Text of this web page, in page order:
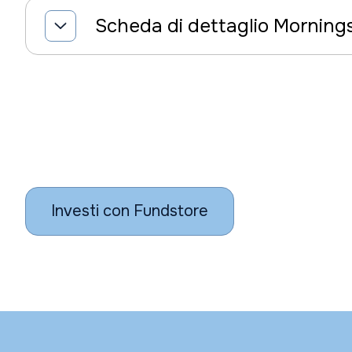
Scheda di dettaglio
Investi con Fundstore